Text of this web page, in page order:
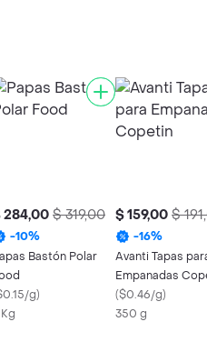
284,00 $ 319,00
-10%
Bastón Polar
g)
$ 159,00 $
-16%
Avanti Tapas
Empanadas
($0.46/g)
350 g